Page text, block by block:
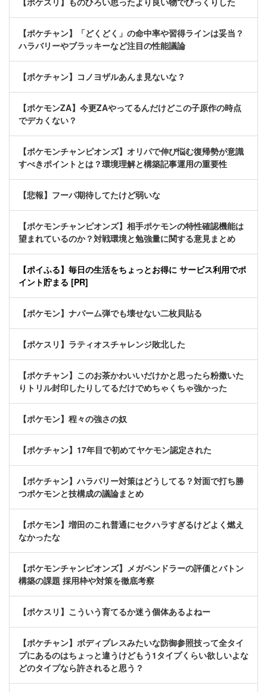
【ポケチャン】「どくどく」の命中率や習得ラインは妥当？
ハラバリーやブラッキーなど注目の性能議論
【ポケチャン】コノヨザルあんま見ないな？
【ポケモンZA】今更ZAやってるんだけどこの子原作の時点
でデカくない？
【ポケモンチャンピオンズ】オリパで伸び悩む復帰勢が意識
すべきポイントとは？環境理解と構築記事運用の重要性
【悲報】フーパ期待してたけど弱いな
【ポケモンチャンピオンズ】相手ポケモンの特性確認機能は
望まれているのか？対戦環境と勉強量に関する意見まとめ
【ポイふる】毎日の生活をちょっとお得に サービス利用でポ
イント貯まる [PR]
【ポケモン】ナパーム弾でも壊せない二枚貝貼る
【ポケスリ】ラティオスチャレンジ敗北した
【ポケチャン】このお茶かわいいだけかと思ったら粉撒いた
りトリル封印したりしてるだけでめちゃくちゃ強かった
【ポケモン】程々の強さの奴
【ポケチャン】17年目で初めてヤケモン認定された
【ポケチャン】ハラバリー対策はどうしてる？対面で打ち勝
つポケモンと技構成の議論まとめ
【ポケモン】増田のこれ普通にセクハラすぎるけどよく燃え
なかったな
【ポケモンチャンピオンズ】メガペンドラーの評価とバトン
構築の課題 採用枠や対策を徹底考察
【ポケスリ】こういう育てるか迷う個体あるよねー
【ポケチャン】ボディプレスみたいな防御参照技って全タイ
プにあるのはちょっと違うけどもう1タイプくらい欲しいよな
どのタイプなら許されると思う？